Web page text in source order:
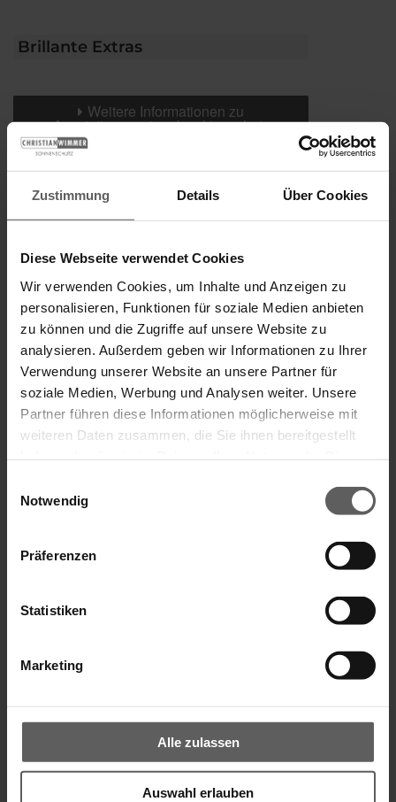
Zustimmung Details Über Cookies
Diese Webseite verwendet Cookies
Wir verwenden Cookies, um Inhalte und Anzeigen zu
personalisieren, Funktionen für soziale Medien anbieten
zu können und die Zugriffe auf unsere Website zu
analysieren. Außerdem geben wir Informationen zu Ihrer
Verwendung unserer Website an unsere Partner für
soziale Medien, Werbung und Analysen weiter. Unsere
Partner führen diese Informationen möglicherweise mit
weiteren Daten zusammen, die Sie ihnen bereitgestellt
Notwendig
Präferenzen
Statistiken
Marketing
Alle zulassen
Auswahl erlauben
Brillante Extras
Weitere Informationen zu
Ausstattungsextras Insektenschutz
Das könnte Sie auch interessieren